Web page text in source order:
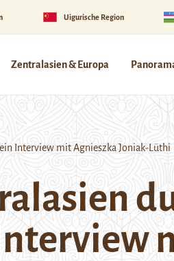
Uigurische Region
Zentralasien & Europa
Interview mit Agnieszka Joniak-Lüthi